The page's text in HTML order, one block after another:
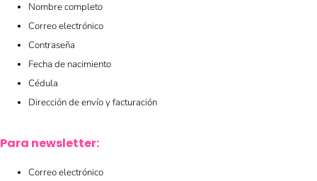
Nombre completo
Correo electrónico
Contraseña
Fecha de nacimiento
Cédula
Dirección de envío y facturación
Para newsletter:
Correo electrónico